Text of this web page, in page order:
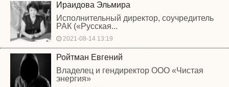
Ираидова Эльмира
Исполнительный директор, соучредитель
РАК («Русская...
2021-08-14 13:19
Ройтман Евгений
Владелец и гендиректор ООО «Чистая
энергия»